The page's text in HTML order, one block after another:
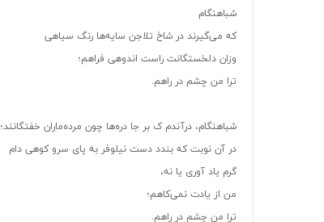
شباهنگام
که می‌گیرند در شاخ تلاجن سایه‌ها رنگ سیاهی
وزان دلخستگانت راست اندوهی فراهم؛
ترا من چشم در راهم.
شباهنگام، درآندم ک بر جا دره‌ها چون مرده‌ماران خفتگانند؛
در آن نوبت که بندد دست نیلوفر به پای سرو کوهی دام
گرم یاد آوری یا نه،
من از یادت نمی‌کاهم؛
ترا من چشم در راهم.